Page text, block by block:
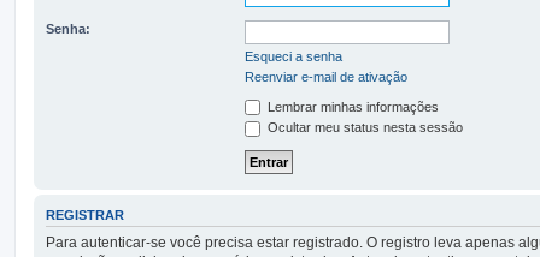
Senha:
Esqueci a senha
Reenviar e-mail de ativação
Lembrar minhas informações
Ocultar meu status nesta sessão
REGISTRAR
Para autenticar-se você precisa estar registrado. O registro leva apenas